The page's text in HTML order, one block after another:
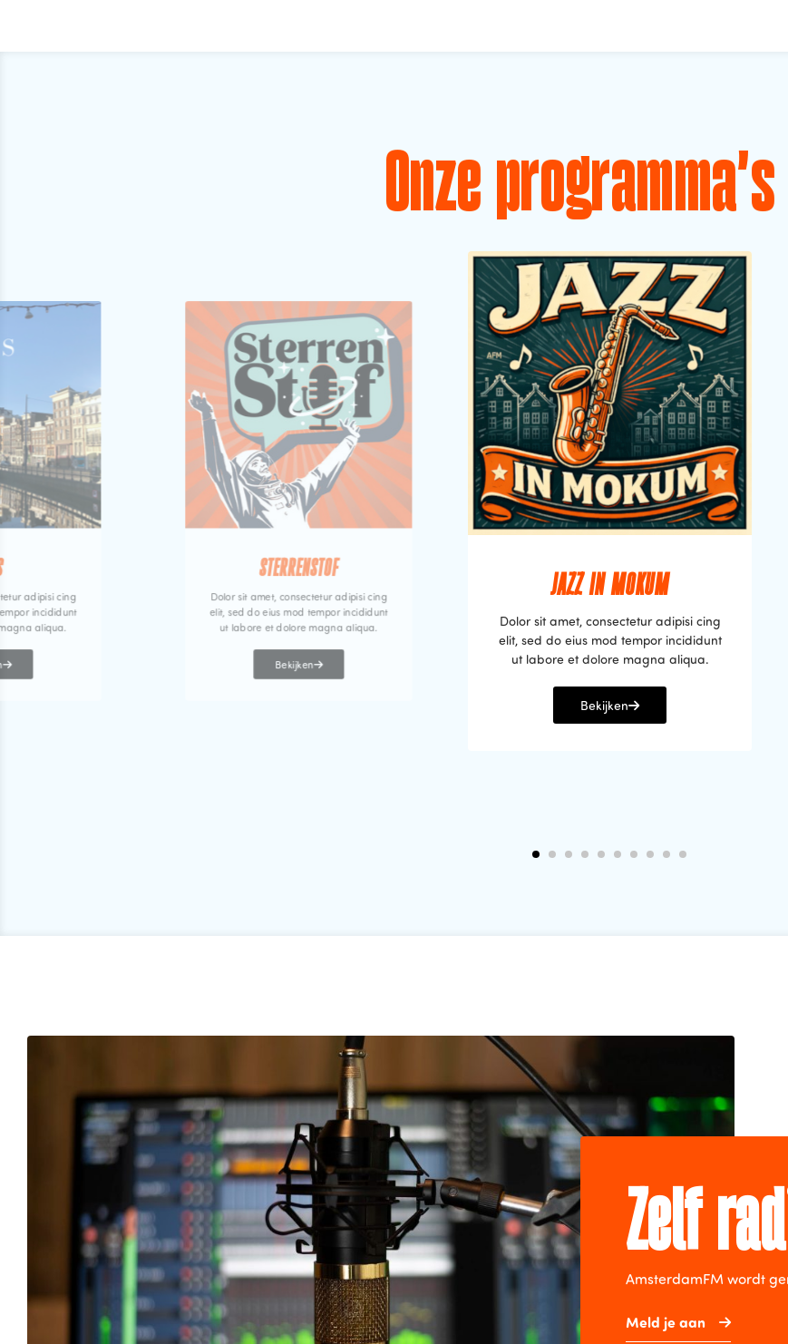
Onze programma's
adipisi cing
incididunt
aliqua.
STERRENSTOF
Dolor sit amet, consectetur adipisi cing
elit, sed do eius mod tempor incididunt
ut labore et dolore magna aliqua.
Bekijken
JAZZ IN MOKUM
Dolor sit amet, consectetur adipisi cing
elit, sed do eius mod tempor incididunt
ut labore et dolore magna aliqua.
Bekijken
Zelf
AmsterdamFM wordt
Meld je aan